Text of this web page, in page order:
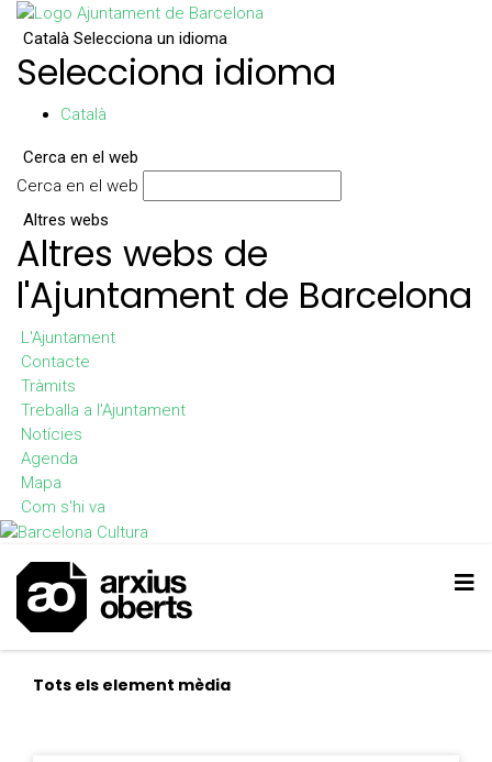
Català Selecciona un idioma
Selecciona idioma
Català
Cerca en el web
Cerca en el web
Altres webs
Altres webs de
l'Ajuntament de Barcelona
L'Ajuntament
Contacte
Tràmits
Treballa a l'Ajuntament
Notícies
Agenda
Mapa
Com s'hi va
Tots els element mèdia